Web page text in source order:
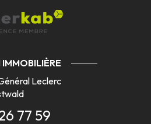
IMMOBILIÈRE
Leclerc
77 59